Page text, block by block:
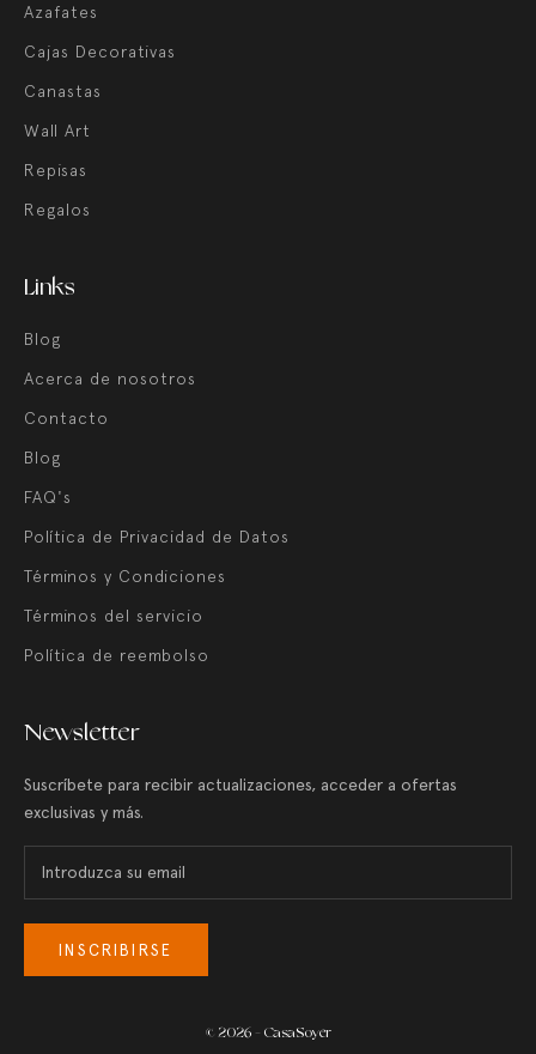
Azafates
Cajas Decorativas
Canastas
Wall Art
Repisas
Regalos
Links
Blog
Acerca de nosotros
Contacto
Blog
FAQ's
Política de Privacidad de Datos
Términos y Condiciones
Términos del servicio
Política de reembolso
Newsletter
Suscríbete para recibir actualizaciones, acceder a ofertas
exclusivas y más.
INSCRIBIRSE
© 2026 - CasaSoyer